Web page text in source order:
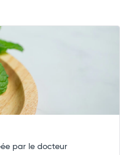
par le docteur